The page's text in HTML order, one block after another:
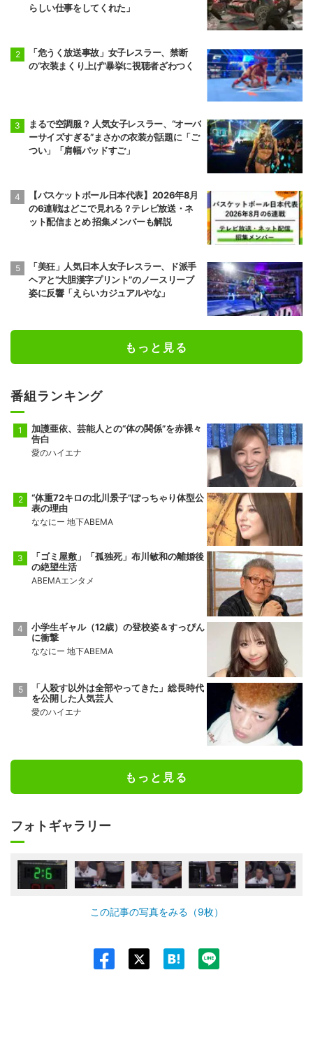
らしい仕事をしてくれた」
「危うく放送事故」女子レスラー、禁断
の“衣装まくり上げ”暴挙に視聴者ざわつく
まるで空調服？ 人気女子レスラー、“オーバ
ーサイズすぎる”まさかの衣装が話題に「ご
つい」「肩幅パッドすご」
【バスケットボール日本代表】2026年8月
の6連戦はどこで見れる？テレビ放送・ネ
ット配信まとめ 招集メンバーも解説
「美狂」人気日本人女子レスラー、ド派手
ヘアと“大胆漢字プリント”のノースリーブ
姿に反響「えらいカジュアルやな」
もっと見る
番組ランキング
加護亜依、芸能人との“体の関係”を赤裸々
告白
愛のハイエナ
“体重72キロの北川景子”ぽっちゃり体型公
表の理由
ななにー 地下ABEMA
「ゴミ屋敷」「孤独死」布川敏和の離婚後
の絶望生活
ABEMAエンタメ
小学生ギャル（12歳）の登校姿＆すっぴん
に衝撃
ななにー 地下ABEMA
「人殺す以外は全部やってきた」総長時代
を公開した人気芸人
愛のハイエナ
もっと見る
フォトギャラリー
この記事の写真をみる（9枚）